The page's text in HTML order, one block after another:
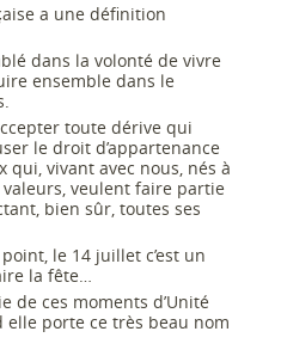
a une définition
dans la volonté de vivre
ensemble dans le
toute dérive qui
le droit d’appartenance
qui, vivant avec nous, nés à
veulent faire partie
bien sûr, toutes ses
le 14 juillet c’est un
la fête…
de ces moments d’Unité
elle porte ce très beau nom